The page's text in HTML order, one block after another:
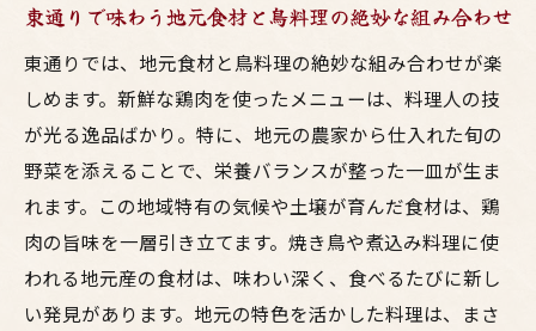
独自の調理法で楽しむ東通りの鳥料理
東通りの鳥料理がもたらす特別な体験
地元ならではの特別な鳥料理の魅力
東通りで出会う感動的な鳥料理との出会い
地元文化と結びついた特別な食体験
季節の野菜と地元鶏肉が奏でる東通りの一皿
地元の季節野菜が彩る鳥料理
東通りの四季を感じる鳥料理の魅力
東通りで味わう地元食材と鳥料理の絶妙な組み合わせ
東通りでは、地元食材と鳥料理の絶妙な組み合わせが楽
しめます。新鮮な鶏肉を使ったメニューは、料理人の技
が光る逸品ばかり。特に、地元の農家から仕入れた旬の
野菜を添えることで、栄養バランスが整った一皿が生ま
れます。この地域特有の気候や土壌が育んだ食材は、鶏
肉の旨味を一層引き立てます。焼き鳥や煮込み料理に使
われる地元産の食材は、味わい深く、食べるたびに新し
い発見があります。地元の特色を活かした料理は、まさ